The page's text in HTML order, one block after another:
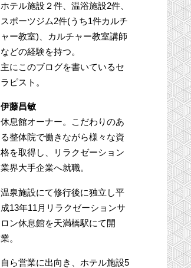
ホテル施設２件、温浴施設2件、
スポーツジム2件(うち1件カルチ
ャー教室)、カルチャー教室講師
などの経験を持つ。
主にこのブログを書いているセ
ラピスト。
伊藤昌敏
休息館オーナー。こだわりのあ
る整体院で働きながら様々な資
格を取得し、リラクゼーション
業界大手企業へ就職。
温泉施設にて修行後に独立し平
成13年11月リラクゼーションサ
ロン休息館を天満橋駅にて開
業。
自ら営業に出向き、ホテル施設5